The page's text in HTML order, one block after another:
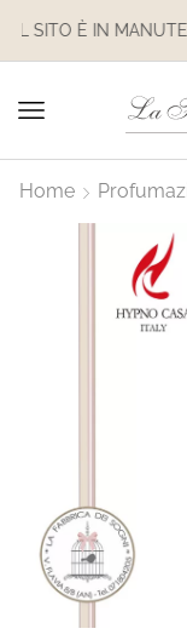
Home